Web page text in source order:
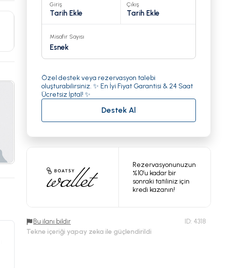
Giriş
Tarih Ekle
Çıkış
Tarih Ekle
Misafir Sayısı
Esnek
Özel destek veya rezervasyon talebi
oluşturabilirsiniz. ✨ En İyi Fiyat Garantisi & 24 Saat
Ücretsiz İptal! ✨
Destek Al
Rezervasyonunuzun
%10’u kadar bir
sonraki tatiliniz için
kredi kazanın!
Bu ilanı bildir ID: 4318
Tekne içeriği yapay zeka ile güçlendirildi